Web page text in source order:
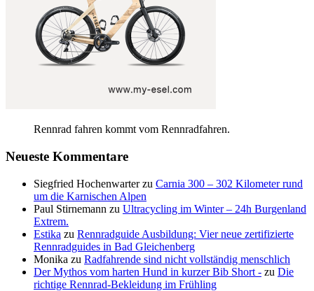
Rennrad fahren kommt vom Rennradfahren.
Neueste Kommentare
Siegfried Hochenwarterzu Carnia 300 – 302 Kilometer rund
um die Karnischen Alpen
Paul Stirnemann zu Ultracycling im Winter – 24h Burgenland
Extrem.
Estika zu Rennradguide Ausbildung: Vier neue zertifizierte
Rennradguides in Bad Gleichenberg
Monika zu Radfahrende sind nicht vollständig menschlich
Der Mythos vom harten Hund in kurzer Bib Short - zu Die
richtige Rennrad-Bekleidung im Frühling